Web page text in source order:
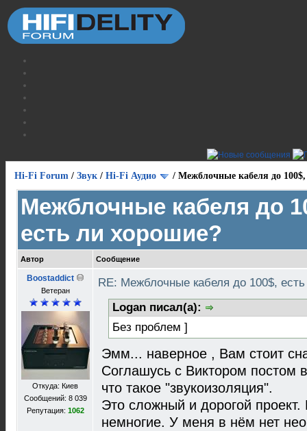
Hi-Fi Forum / Звук / Hi-Fi Аудио / Межблочные кабеля до 100$,
Межблочные кабеля до
есть ли хорошие?
Автор Сообщение
Boostaddict
Ветеран
Откуда: Киев
Сообщений: 8 039
Репутация: 1062
RE: Межблочные кабеля до 100$,
Logan писал(а):
Без проблем ]
Эмм... наверное , Вам стоит
Соглашусь с Виктором
что такое "звукоизоляция".
Это сложный и дорогой проект.
немногие. У меня в нём нет